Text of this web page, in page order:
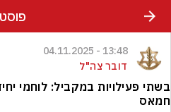
פוסט
13:48 - 04.11.2025
דובר צה"ל
בשתי פעילויות במקביל: לוחמי
חמאס